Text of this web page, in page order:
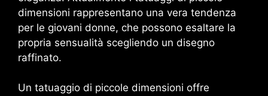
dimensioni rappresentano una vera tendenza
per le giovani donne, che possono esaltare la
propria sensualità scegliendo un disegno
raffinato.
Un tatuaggio di piccole dimensioni offre